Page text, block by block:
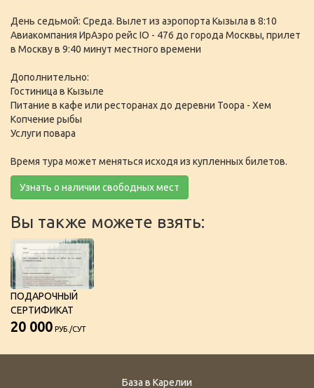
День седьмой: Среда. Вылет из аэропорта Кызыла в 8:10
Авиакомпания ИрАэро рейс IO - 476 до города Москвы, прилет
в Москву в 9:40 минут местного времени
Дополнительно:
Гостиница в Кызыле
Питание в кафе или ресторанах до деревни Тоора - Хем
Копчение рыбы
Услуги повара
Время тура может меняться исходя из купленных билетов.
Узнать о наличии свободных мест
Вы также можете взять:
ПОДАРОЧНЫЙ
СЕРТИФИКАТ
20 000 РУБ./СУТ
База в Карелии